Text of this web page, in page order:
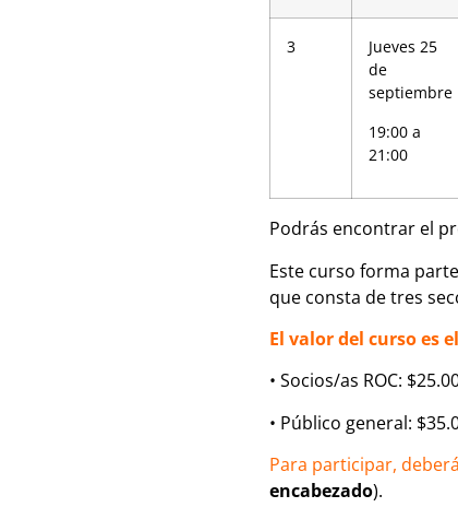
3
Jueves 25
de
septiembre
19:00 a
21:00
Podrás encontrar el
Este curso forma
que consta de tres
El valor del curso es
• Socios/as ROC:
• Público general:
Para participar,
encabezado).